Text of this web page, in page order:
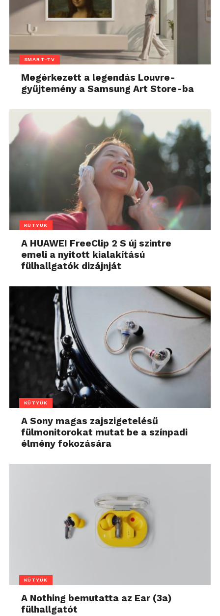
SMART-TV
Megérkezett a legendás Louvre-
gyűjtemény a Samsung Art Store-ba
KÜTYÜK
A HUAWEI FreeClip 2 S új szintre
emeli a nyitott kialakítású
fülhallgatók dizájnját
KÜTYÜK
A Sony magas zajszigetelésű
fülmonitorokat mutat be a színpadi
élmény fokozására
KÜTYÜK
A Nothing bemutatta az Ear (3a)
fülhallgatót